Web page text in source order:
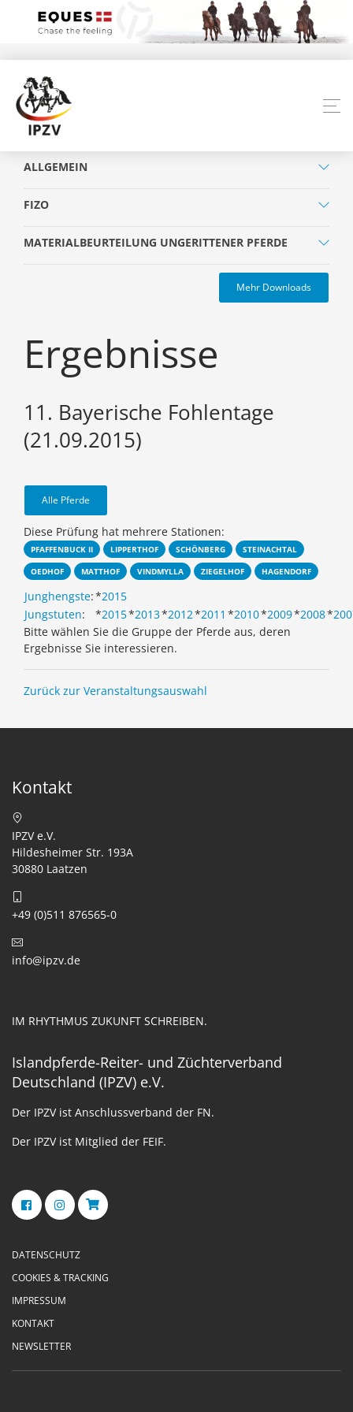
ALLGEMEIN
FIZO
MATERIALBEURTEILUNG UNGERITTENER PFERDE
Mehr Downloads
Ergebnisse
11. Bayerische Fohlentage
(21.09.2015)
Alle Pferde
Diese Prüfung hat mehrere Stationen:
PFAFFENBUCK II LIPPERTHOF SCHÖNBERG
STEINACHTAL
OEDHOF
MATTHOF VINDMYLLA ZIEGELHOF HAGENDORF
Junghengste:*2015
Jungstuten: *2015*2013*2012*2011 *2010*2009*2008*
Bitte wählen Sie die Gruppe der Pferde aus, deren
Ergebnisse Sie interessieren.
Zurück zur Veranstaltungsauswahl
Kontakt
IPZV e.V.
Hildesheimer Str. 193A
30880 Laatzen
+49 (0)511 876565-0
info@ipzv.de
IM RHYTHMUS ZUKUNFT SCHREIBEN.
Islandpferde-Reiter- und Züchterverband
Deutschland (IPZV) e.V.
Der IPZV ist Anschlussverband der FN.
Der IPZV ist Mitglied der FEIF.
DATENSCHUTZ
COOKIES & TRACKING
IMPRESSUM
KONTAKT
NEWSLETTER